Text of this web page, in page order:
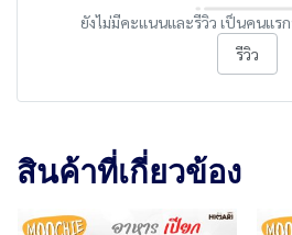
ยังไม่มีคะแนนและรีวิว เป็นคนแร
รีวิว
สินค้าที่เกี่ยวข้อง